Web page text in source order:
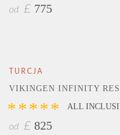
od £ 775
TURCJA
VIKINGEN INFINITY
***** ALL
od £ 825